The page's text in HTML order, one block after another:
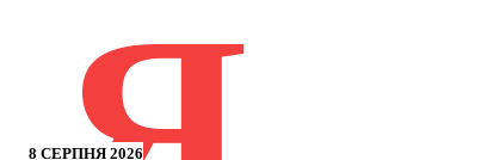
8 СЕРПНЯ 2026